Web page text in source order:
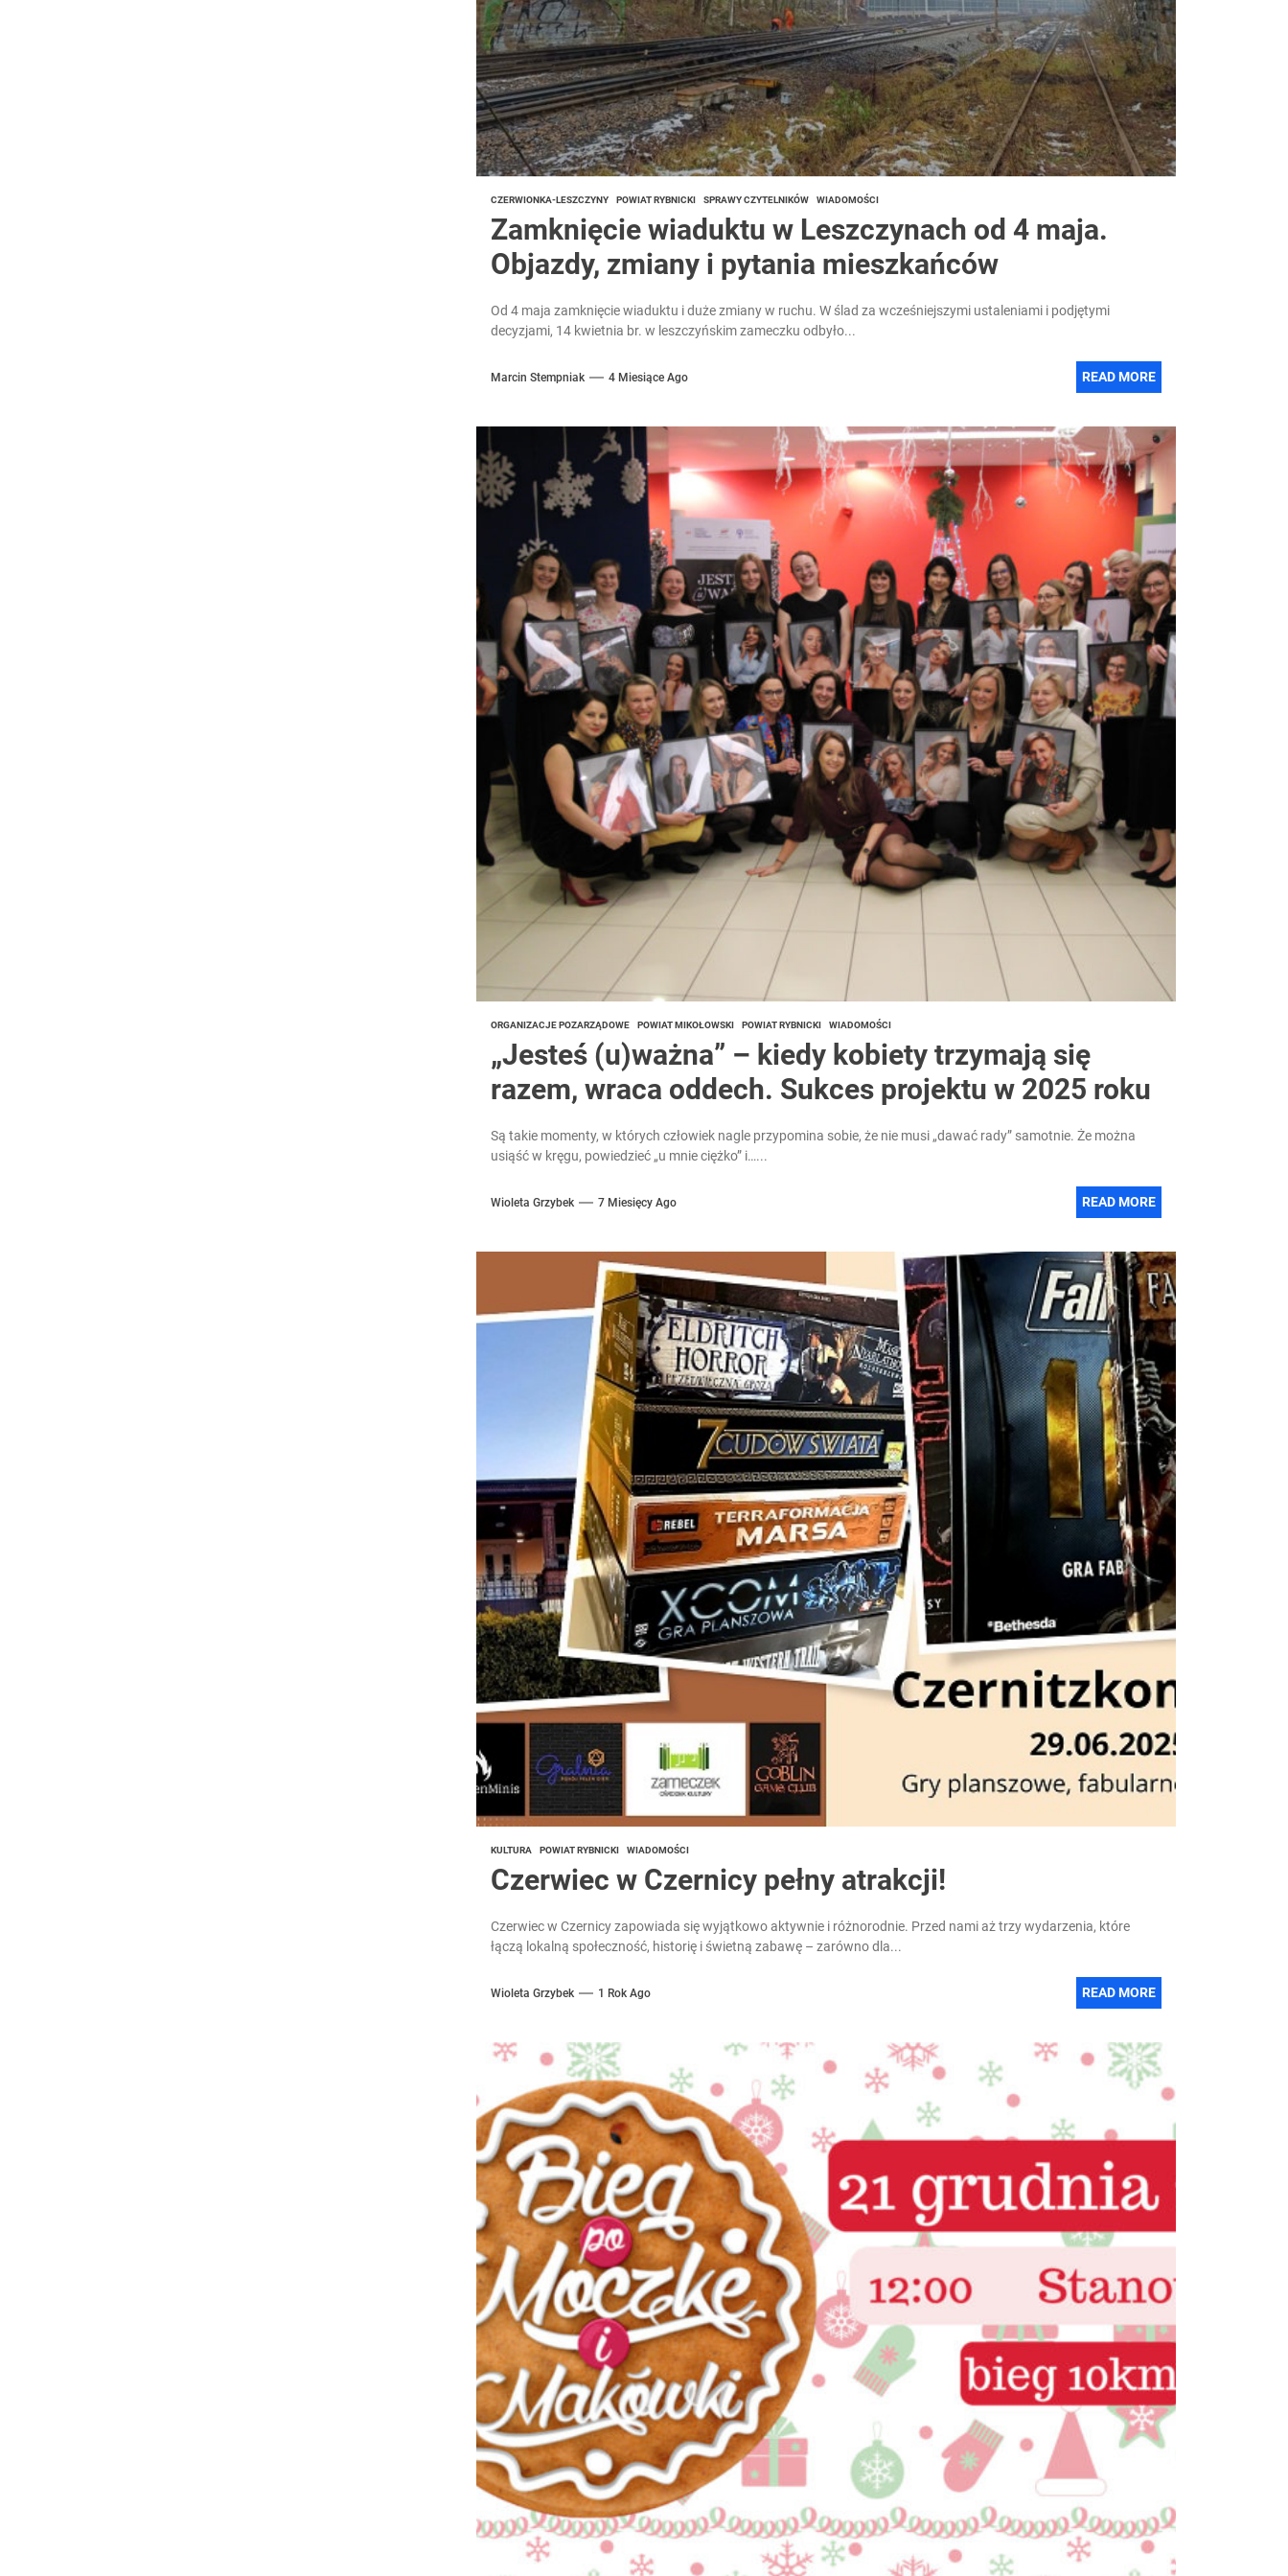
CZERWIONKA-LESZCZYNY POWIAT RYBNICKI SPRAWY CZYTELNIKÓW WIADOMOŚCI
Zamknięcie wiaduktu w Leszczynach od 4 maja.
Objazdy, zmiany i pytania mieszkańców
Od 4 maja zamknięcie wiaduktu i duże zmiany w ruchu. W ślad za wcześniejszymi ustaleniami i podjętymi
decyzjami, 14 kwietnia br. w leszczyńskim zameczku odbyło...
Marcin Stempniak 4 Miesiące Ago READ MORE
ORGANIZACJE POZARZĄDOWE POWIAT MIKOŁOWSKI POWIAT RYBNICKI WIADOMOŚCI
„Jesteś (u)ważna” – kiedy kobiety trzymają się
razem, wraca oddech. Sukces projektu w 2025 roku
Są takie momenty, w których człowiek nagle przypomina sobie, że nie musi „dawać rady” samotnie. Że można
usiąść w kręgu, powiedzieć „u mnie ciężko” i…...
Wioleta Grzybek 7 Miesięcy Ago READ MORE
KULTURA POWIAT RYBNICKI WIADOMOŚCI
Czerwiec w Czernicy pełny atrakcji!
Czerwiec w Czernicy zapowiada się wyjątkowo aktywnie i różnorodnie. Przed nami aż trzy wydarzenia, które
łączą lokalną społeczność, historię i świetną zabawę – zarówno dla...
Wioleta Grzybek 1 Rok Ago READ MORE